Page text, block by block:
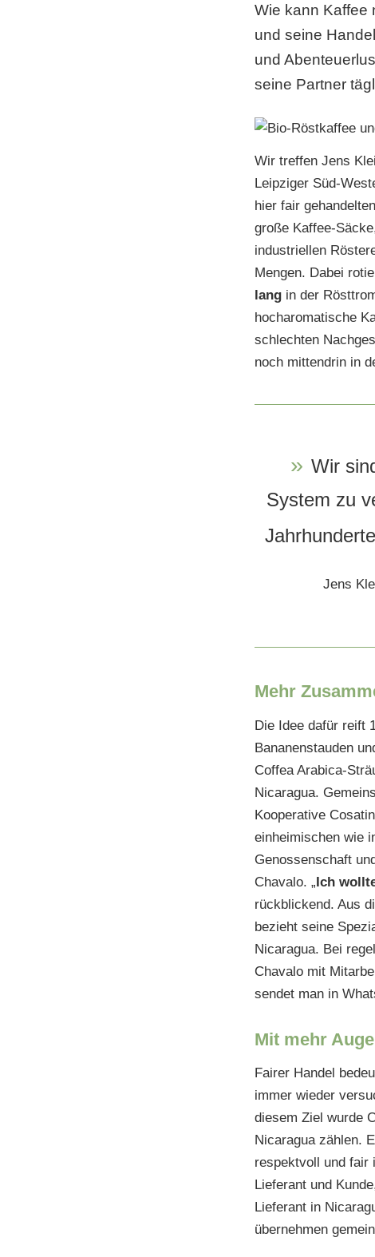
Wie kann Kaffee
und seine
und
seine Partner
Wir treffen Jens
Leipziger Süd-
hier fair
große Kaffee-
industriellen
Mengen. Dabei
langin der
hocharomatische
schlechten
noch mittendrin in
» Wir
System zu
Jens
Mehr
Die Idee dafür reift
Bananenstauden
Coffea Arabica-
Nicaragua.
Kooperative
einheimischen wie
Genossenschaft
Chavalo. „ Ich
rückblickend. Aus
bezieht seine
Nicaragua. Bei
Chavalo mit
sendet man in
Mit mehr
Fairer Handel
immer wieder
diesem Ziel wurde
Nicaragua zählen.
respektvoll und fair
Lieferant und
Lieferant in
übernehmen